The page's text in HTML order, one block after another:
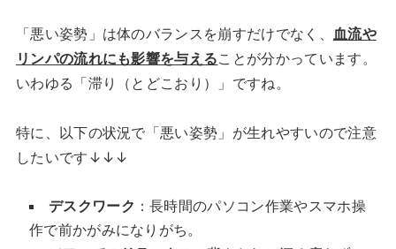
「悪い姿勢」は体のバランスを崩すだけでなく、 血流や
リンパの流れにも影響を与えることが分かっています。
いわゆる「滞り（とどこおり）」ですね。
特に、以下の状況で「悪い姿勢」が生れやすいので注意
したいです↓↓↓
デスクワーク ：長時間のパソコン作業やスマホ操
作で前かがみになりがち。